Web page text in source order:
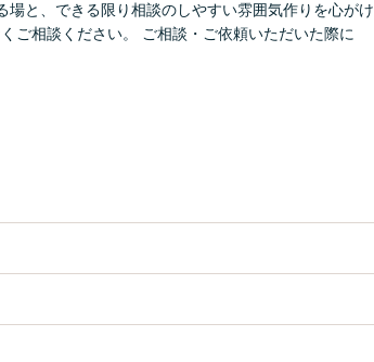
場と、できる限り相談のしやすい雰囲気作りを心がけ
ご相談ください。 ご相談・ご依頼いただいた際に